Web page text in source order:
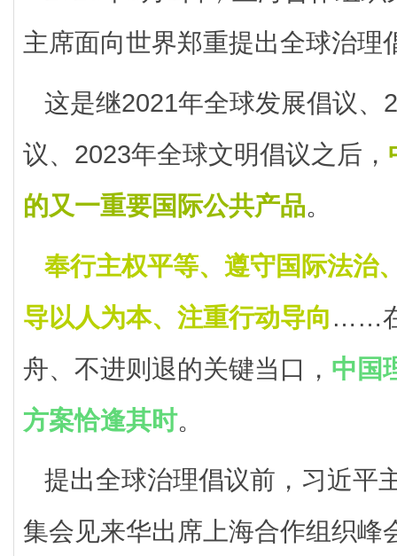
主席面向世界郑重提出全球治理
这是继2021年全球发展倡议、
议、2023年全球文明倡议之后，
的又一重要国际公共产品。
奉行主权平等、遵守国际法治
导以人为本、注重行动导向 ……
舟、不进则退的关键当口， 中国
方案恰逢其时。
提出全球治理倡议前，习近平
集会见来华出席上海合作组织峰